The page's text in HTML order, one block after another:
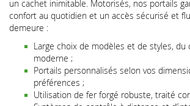
un cachet inimitable. Motorisés, nos portails
confort au quotidien et un accès sécurisé et
demeure :
Large choix de modèles et de styles, du
moderne ;
Portails personnalisés selon vos
préférences ;
Utilisation de fer forgé robuste, traité